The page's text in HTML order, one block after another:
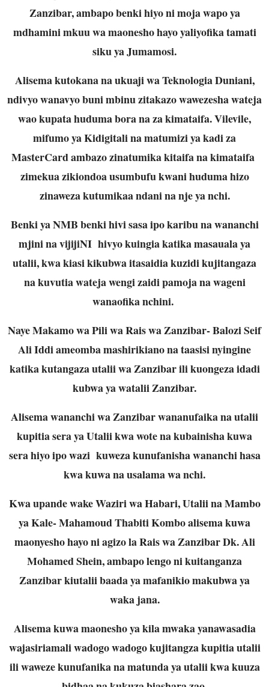
Zanzibar, ambapo benki hiyo ni moja wapo ya
mdhamini mkuu wa maonesho hayo yaliyofika tamati
siku ya Jumamosi.
Alisema kutokana na ukuaji wa Teknologia Duniani,
ndivyo wanavyo buni mbinu zitakazo wawezesha wateja
wao kupata huduma bora na za kimataifa. Vilevile,
mifumo ya Kidigitali na matumizi ya kadi za
MasterCard ambazo zinatumika kitaifa na kimataifa
zimekua zikiondoa usumbufu kwani huduma hizo
zinaweza kutumikaa ndani na nje ya nchi.
Benki ya NMB benki hivi sasa ipo karibu na wananchi
mjini na vijijiNI hivyo kuingia katika masauala ya
utalii, kwa kiasi kikubwa itasaidia kuzidi kujitangaza
na kuvutia wateja wengi zaidi pamoja na wageni
wanaofika nchini.
Naye Makamo wa Pili wa Rais wa Zanzibar- Balozi Seif
Ali Iddi ameomba mashirikiano na taasisi nyingine
katika kutangaza utalii wa Zanzibar ili kuongeza idadi
kubwa ya watalii Zanzibar.
Alisema wananchi wa Zanzibar wananufaika na utalii
kupitia sera ya Utalii kwa wote na kubainisha kuwa
sera hiyo ipo wazi kuweza kunufanisha wananchi hasa
kwa kuwa na usalama wa nchi.
Kwa upande wake Waziri wa Habari, Utalii na Mambo
ya Kale- Mahamoud Thabiti Kombo alisema kuwa
maonyesho hayo ni agizo la Rais wa Zanzibar Dk. Ali
Mohamed Shein, ambapo lengo ni kuitanganza
Zanzibar kiutalii baada ya mafanikio makubwa ya
waka jana.
Alisema kuwa maonesho ya kila mwaka yanawasadia
wajasiriamali wadogo wadogo kujitangza kupitia utalii
ili waweze kunufanika na matunda ya utalii kwa kuuza